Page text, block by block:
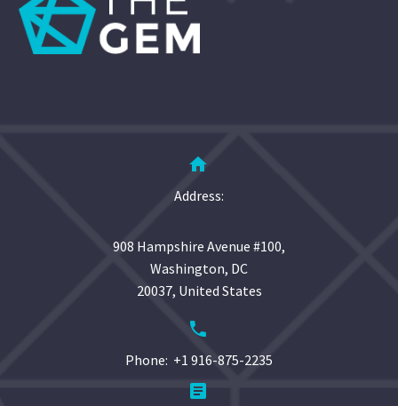


Address:
908 Hampshire Avenue #100,
Washington, DC
20037, United States


Phone: +1 916-875-2235

